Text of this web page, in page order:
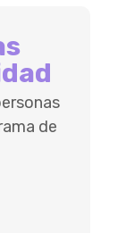
de